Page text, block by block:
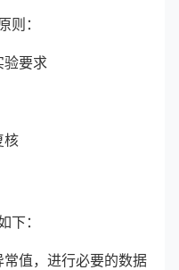
则：
验要求
核
下：
常值，进行必要的数据